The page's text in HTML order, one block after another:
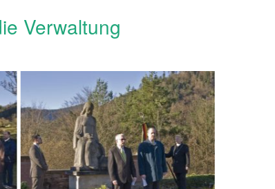
Verwaltung